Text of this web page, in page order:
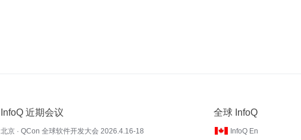
InfoQ 近期会议
北京 · QCon 全球软件开发大会 2026.4.16-18
全球 InfoQ
InfoQ En